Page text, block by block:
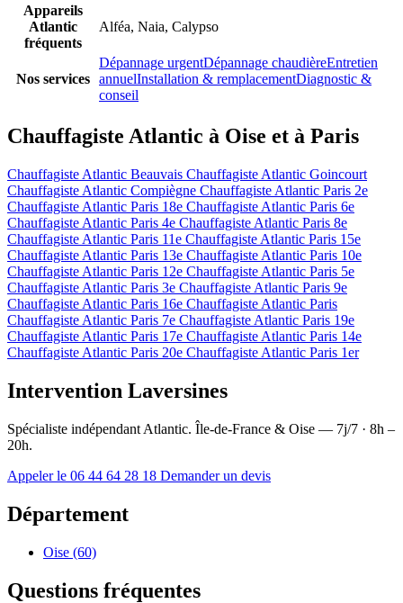
Appareils
Atlantic
fréquents
Alféa, Naia, Calypso
Nos services
Dépannage urgentDépannage chaudièreEntretien
annuelInstallation & remplacementDiagnostic &
conseil
Chauffagiste Atlantic à Oise et à Paris
Chauffagiste Atlantic Beauvais Chauffagiste Atlantic Goincourt
Chauffagiste Atlantic Compiègne Chauffagiste Atlantic Paris 2e
Chauffagiste Atlantic Paris 18e Chauffagiste Atlantic Paris 6e
Chauffagiste Atlantic Paris 4e Chauffagiste Atlantic Paris 8e
Chauffagiste Atlantic Paris 11e Chauffagiste Atlantic Paris 15e
Chauffagiste Atlantic Paris 13e Chauffagiste Atlantic Paris 10e
Chauffagiste Atlantic Paris 12e Chauffagiste Atlantic Paris 5e
Chauffagiste Atlantic Paris 3e Chauffagiste Atlantic Paris 9e
Chauffagiste Atlantic Paris 16e Chauffagiste Atlantic Paris
Chauffagiste Atlantic Paris 7e Chauffagiste Atlantic Paris 19e
Chauffagiste Atlantic Paris 17e Chauffagiste Atlantic Paris 14e
Chauffagiste Atlantic Paris 20e Chauffagiste Atlantic Paris 1er
Intervention Laversines
Spécialiste indépendant Atlantic. Île-de-France & Oise — 7j/7 · 8h –
20h.
Appeler le 06 44 64 28 18 Demander un devis
Département
Oise (60)
Questions fréquentes